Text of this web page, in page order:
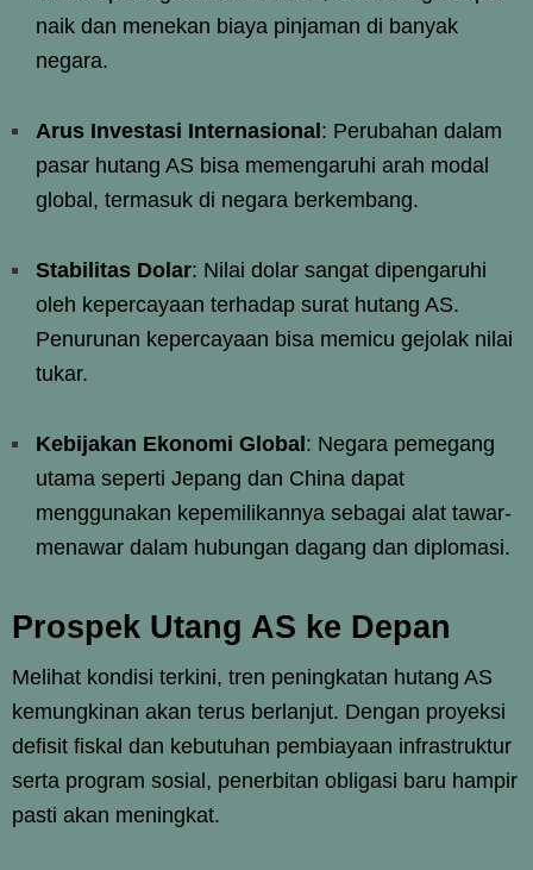
naik dan menekan biaya pinjaman di banyak
negara.
Arus Investasi Internasional: Perubahan dalam
pasar hutang AS bisa memengaruhi arah modal
global, termasuk di negara berkembang.
Stabilitas Dolar: Nilai dolar sangat dipengaruhi
oleh kepercayaan terhadap surat hutang AS.
Penurunan kepercayaan bisa memicu gejolak nilai
tukar.
Kebijakan Ekonomi Global: Negara pemegang
utama seperti Jepang dan China dapat
menggunakan kepemilikannya sebagai alat tawar-
menawar dalam hubungan dagang dan diplomasi.
Prospek Utang AS ke Depan
Melihat kondisi terkini, tren peningkatan hutang AS
kemungkinan akan terus berlanjut. Dengan proyeksi
defisit fiskal dan kebutuhan pembiayaan infrastruktur
serta program sosial, penerbitan obligasi baru hampir
pasti akan meningkat.